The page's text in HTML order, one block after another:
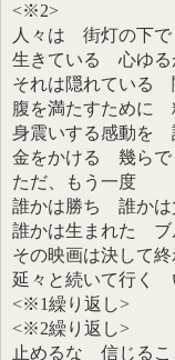
<※2>
人々は 街灯の下で
生きている 心ゆる
それは隠れている
腹を満たすために
身震いする感動を
金をかける 幾ら
ただ、もう一度
誰かは勝ち 誰かは
誰かは生まれた
その映画は決して
延々と続いて行く
<※1繰り返し>
<※2繰り返し>
止めるな 信じるこ